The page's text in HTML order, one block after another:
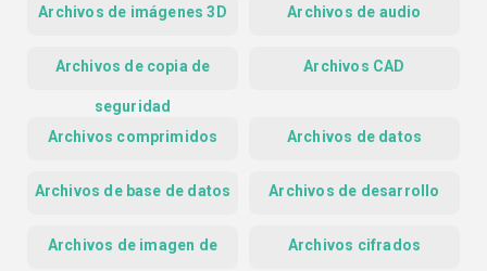
Archivos de imágenes 3D Archivos de audio
Archivos de copia de
seguridad
Archivos CAD
Archivos comprimidos Archivos de datos
Archivos de base de datos Archivos de desarrollo
Archivos de imagen de Archivos cifrados